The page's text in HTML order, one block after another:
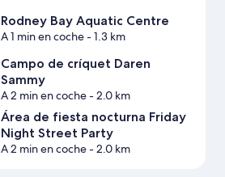
Rodney Bay Aquatic Centre
A 1 min en coche- 1.3 km
Campo de críquet Daren
Sammy
A 2 min en coche- 2.0 km
Área de fiesta nocturna Friday
Night Street Party
A 2 min en coche- 2.0 km